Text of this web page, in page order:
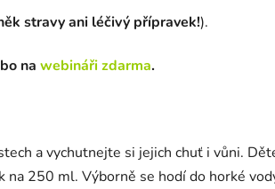
stravy ani léčivý přípravek!).
na webináři zdarma.
a vychutnejte si jejich chuť i vůni.
250 ml. Výborně se hodí do horké